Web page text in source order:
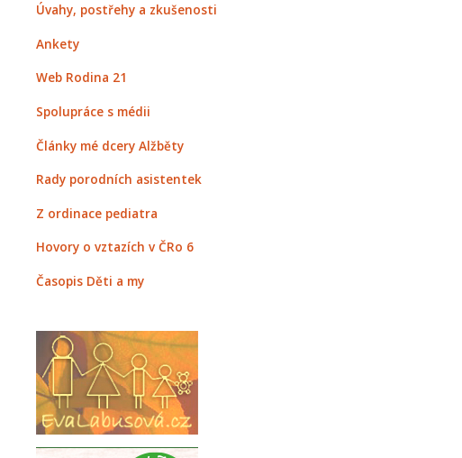
Úvahy, postřehy a zkušenosti
Ankety
Web Rodina 21
Spolupráce s médii
Články mé dcery Alžběty
Rady porodních asistentek
Z ordinace pediatra
Hovory o vztazích v ČRo 6
Časopis Děti a my